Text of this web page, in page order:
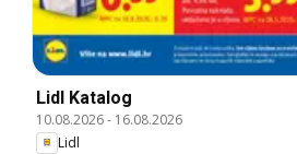
Lidl Katalog
10.08.2026- 16.08.2026
Lidl